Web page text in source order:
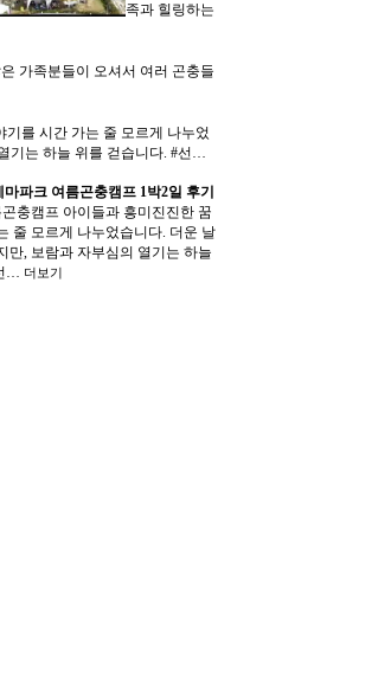
족과 힐링하는
가족분들이 오셔서 여러 곤충들
기를 시간 가는 줄 모르게 나누었
기는 하늘 위를 걷습니다. #선…
마파크 여름곤충캠프 1박2일 후기
곤충캠프 아이들과 흥미진진한 꿈
줄 모르게 나누었습니다. 더운 날
만, 보람과 자부심의 열기는 하늘
… 더보기